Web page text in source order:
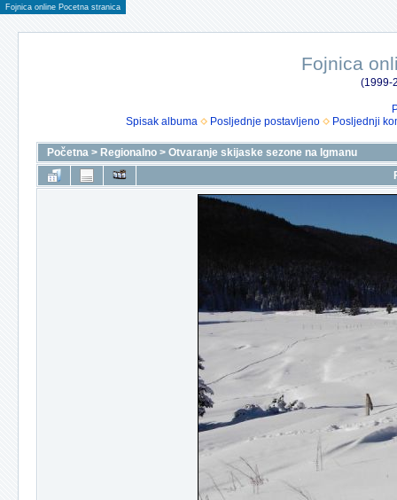
Fojnica online Pocetna stranica
Fojnica
(1999-
Spisak albuma
Posljednje postavljeno Posljednji
Početna > Regionalno > Otvaranje skijaske sezone na Igmanu